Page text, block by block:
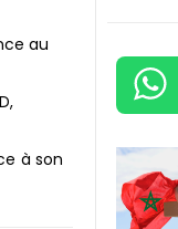
au
à son